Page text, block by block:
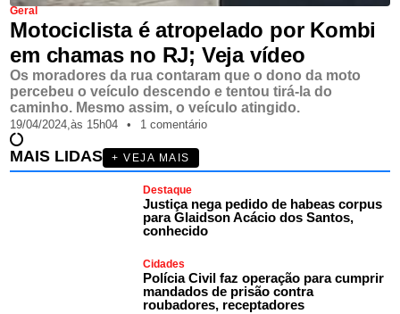
Geral
Motociclista é atropelado por Kombi
em chamas no RJ; Veja vídeo
Os moradores da rua contaram que o dono da moto
percebeu o veículo descendo e tentou tirá-la do
caminho. Mesmo assim, o veículo atingido.
19/04/2024,às 15h04 • 1 comentário
MAIS LIDAS + VEJA MAIS
Destaque
Justiça nega pedido de habeas corpus
para Glaidson Acácio dos Santos,
conhecido
Cidades
Polícia Civil faz operação para cumprir
mandados de prisão contra
roubadores, receptadores